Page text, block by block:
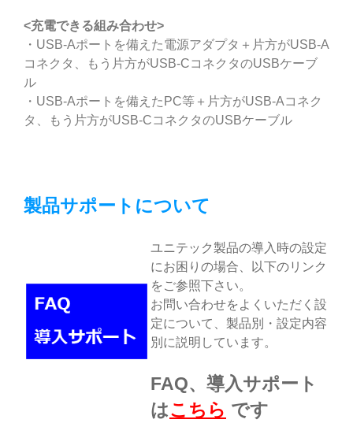
<充電できる組み合わせ>
・USB-Aポートを備えた電源アダプタ＋片方がUSB-A
コネクタ、もう片方がUSB-CコネクタのUSBケーブ
ル
・USB-Aポートを備えたPC等＋片方がUSB-Aコネク
タ、もう片方がUSB-CコネクタのUSBケーブル
製品サポートについて
ユニテック製品の導入時の設定
にお困りの場合、以下のリンク
をご参照下さい。
お問い合わせをよくいただく設
定について、製品別・設定内容
別に説明しています。
FAQ、導入サポート
はこちら です